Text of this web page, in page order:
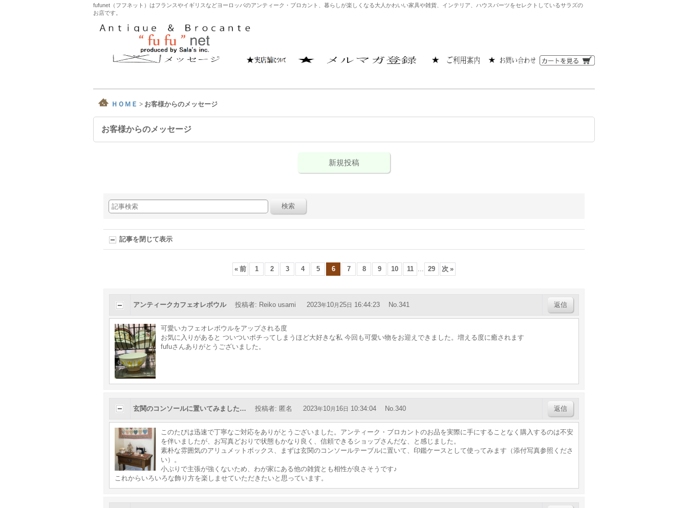
fufunet（フフネット）はフランスやイギリスなどヨーロッパのアンティーク・ブロカント、暮らしが楽しくなる大人かわいい家具や雑貨、インテリア、ハウスパーツをセレクトしているサラズの
お店です。
ＨＯＭＥ > お客様からのメッセージ
お客様からのメッセージ
新規投稿
記事を閉じて表示
« 前 1 2 3 4 5 6 7 8 9 10 11 ... 29 次 »
アンティークカフェオレボウル 投稿者: Reiko usami 2023年10月25日 16:44:23 No.341 返信
可愛いカフェオレボウルをアップされる度
お気に入りがあると ついついポチってしまうほど大好きな私 今回も可愛い物をお迎えできました。増える度に癒されます
fufuさんありがとうございました。
玄関のコンソールに置いてみました… 投稿者: 匿名 2023年10月 16日 10:34:04 No.340 返信
このたびは迅速で丁寧なご対応をありがとうございました。アンティーク・ブロカントのお品を実際に手にすることなく購入するのは不安
を伴いましたが、お写真どおりで状態もかなり良く、信頼できるショップさんだな、と感じました。
素朴な雰囲気のアリュメットボックス、まずは玄関のコンソールテーブルに置いて、印鑑ケースとして使ってみます（添付写真参照くださ
い）。
小ぶりで主張が強くないため、わが家にある他の雑貨とも相性が良さそうです♪
これからいろいろな飾り方を楽しませていただきたいと思っています。